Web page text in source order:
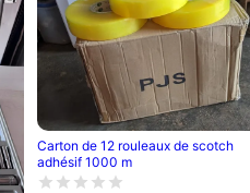
Carton de 12 rouleaux de scotch
adhésif 1000 m